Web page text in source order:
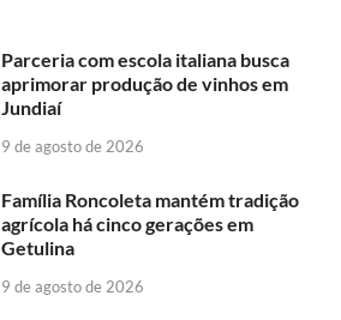
Parceria com escola italiana busca
aprimorar produção de vinhos em
Jundiaí
9 de agosto de 2026
Família Roncoleta mantém tradição
agrícola há cinco gerações em
Getulina
9 de agosto de 2026